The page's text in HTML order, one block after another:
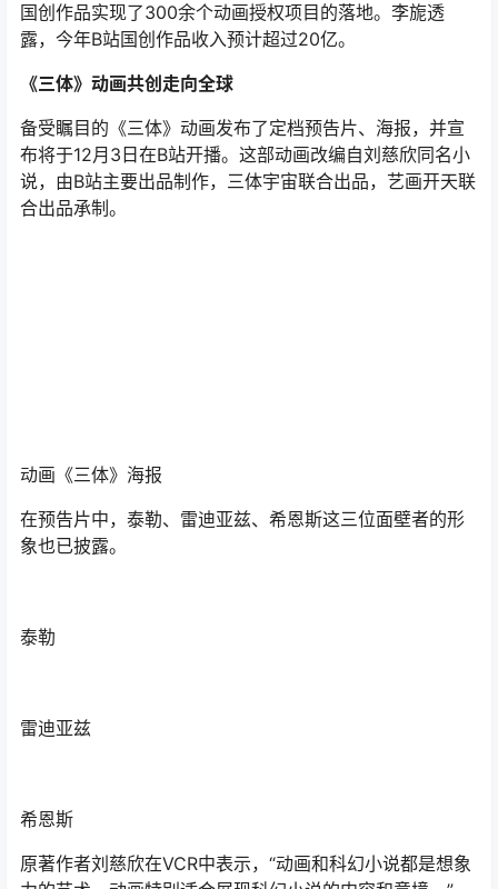
国创作品实现了300余个动画授权项目的落地。李旎透
露，今年B站国创作品收入预计超过20亿。
《三体》动画共创走向全球
备受瞩目的《三体》动画发布了定档预告片、海报，并宣
布将于12月3日在B站开播。这部动画改编自刘慈欣同名小
说，由B站主要出品制作，三体宇宙联合出品，艺画开天联
合出品承制。
泰勒
雷迪亚兹
希恩斯
力的艺术，动画特别适合展现科幻小说的内容和意境。”
《三体》原作者刘慈欣
与此同时，B站联合三体宇宙发起了《三体》动画全球共创
计划，拟邀请世界各地优秀的动画创作者，开拓多元的合